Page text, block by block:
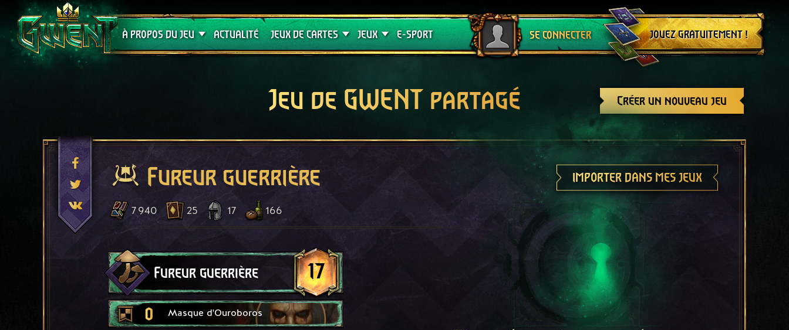
À PROPOS DU JEU
Assistance
ACTUALITÉ JEUX DE CARTES
Crimson Curse
JEUX
Guides de jeux
E-SPORT SE CONNECTER
Se déconnecter
JOUEZ GRATUITEMENT !
Créer un nouveau jeu
Jeu de GWENT partagé
Fureur guerrière IMPORTER DANS MES JEUX
7 940 25 17 166
Fureur guerrière 17
0 Masque d'Ouroboros